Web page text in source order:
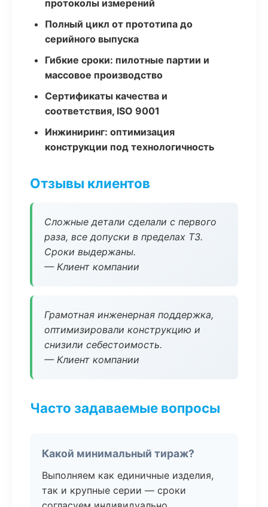
протоколы измерений
Полный цикл от прототипа до
серийного выпуска
Гибкие сроки: пилотные партии и
массовое производство
Сертификаты качества и
соответствия, ISO 9001
Инжиниринг: оптимизация
конструкции под технологичность
Отзывы клиентов
Сложные детали сделали с первого
раза, все допуски в пределах ТЗ.
Сроки выдержаны.
— Клиент компании
Грамотная инженерная поддержка,
оптимизировали конструкцию и
снизили себестоимость.
— Клиент компании
Часто задаваемые вопросы
Какой минимальный тираж?
Выполняем как единичные изделия,
так и крупные серии — сроки